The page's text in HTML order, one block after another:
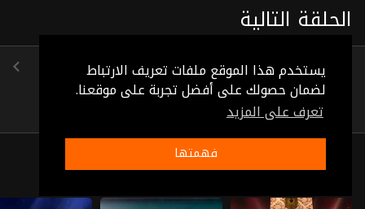
يستخدم هذا الموقع ملفات تعريف الارتباط
لضمان حصولك على أفضل تجربة على موقعنا.
تعرف على المزيد
فهمتها
الحلقة التالية
الحلقة 60
(0:00:48)
ذات صلة